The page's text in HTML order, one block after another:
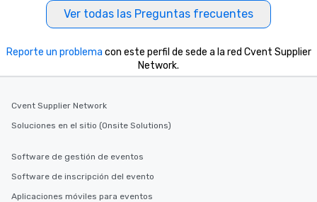
Ver todas las Preguntas frecuentes
Reporte un problema con este perfil de sede a la red Cvent Supplier
Network.
Cvent Supplier Network
Soluciones en el sitio (Onsite Solutions)
Software de gestión de eventos
Software de inscripción del evento
Aplicaciones móviles para eventos